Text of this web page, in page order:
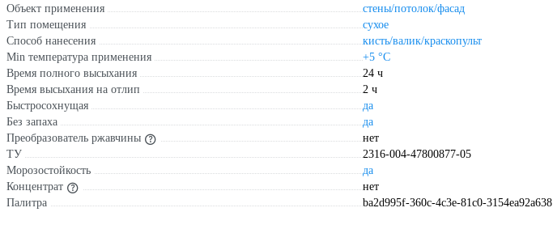
Объект применения
стены/потолок/фасад
Тип помещения
сухое
Способ нанесения
кисть/валик/краскопульт
Min температура применения
+5 °С
Время полного высыхания
24 ч
Время высыхания на отлип
2 ч
Быстросохнущая
да
Без запаха
да
Преобразователь ржавчины
нет
ТУ
2316-004-47800877-05
Морозостойкость
да
Концентрат
нет
Палитра
ba2d995f-360c-4c3e-81c0-3154ea92a638